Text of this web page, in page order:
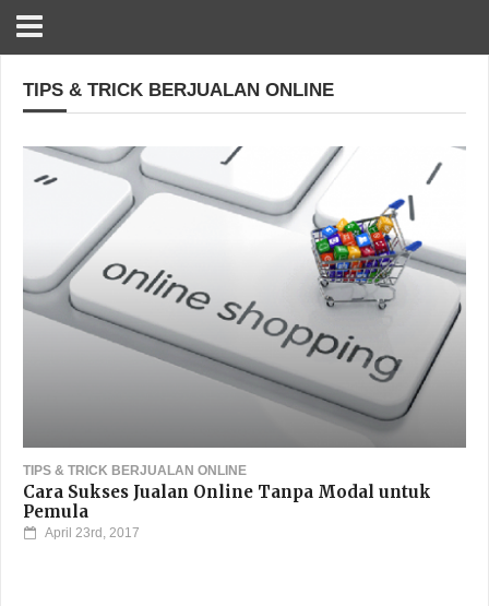
TIPS & TRICK BERJUALAN ONLINE
TIPS & TRICK BERJUALAN ONLINE
Cara Sukses Jualan Online Tanpa Modal untuk
Pemula
April 23rd, 2017